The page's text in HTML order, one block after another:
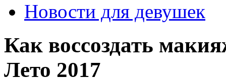
Новости для девушек
Как воссоздать
Лето 2017